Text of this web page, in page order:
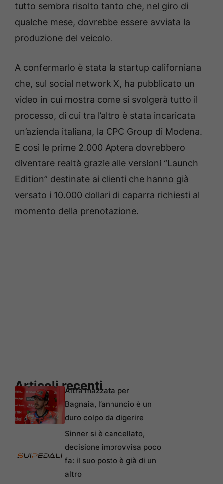
tutto sembra risolto tanto che, nel giro di
qualche mese, dovrebbe essere avviata la
produzione del veicolo.
A confermarlo è stata la startup californiana
che, sul social network X, ha pubblicato un
video in cui mostra come si svolgerà tutto il
processo, di cui tra l’altro è stata incaricata
un’azienda italiana, la CPC Group di Modena.
E così le prime 2.000 Aptera dovrebbero
diventare realtà grazie alle versioni “Launch
Edition” destinate ai clienti che hanno già
versato i 10.000 dollari di caparra richiesti al
momento della prenotazione.
Articoli recenti
Altra mazzata per
Bagnaia, l’annuncio è un
duro colpo da digerire
Sinner si è cancellato,
decisione improvvisa poco
fa: il suo posto è già di un
altro